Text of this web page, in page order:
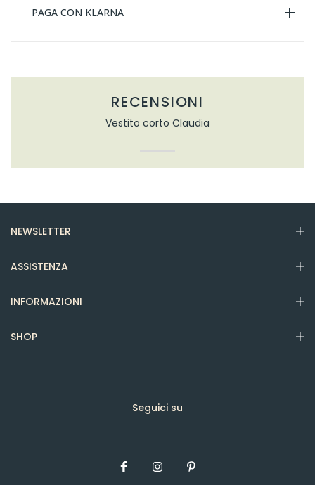
PAGA CON KLARNA
RECENSIONI
Vestito corto Claudia
NEWSLETTER
ASSISTENZA
INFORMAZIONI
SHOP
Seguici su